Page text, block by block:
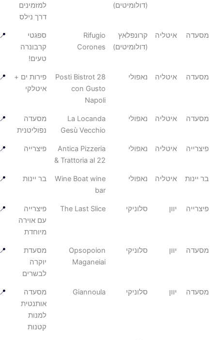
(דולומיטים)
למזמינים
דרך נילס
איטליה
קרונפלאץ
(דולומיטים)
Rifugio
Corones
ספגטי
קרבונרה
טעים!
איטליה נאפולי
28 Posti Bistrot
con Gusto
Napoli
פירות ים +
איטלקי
📍
איטליה נאפולי
La Locanda
Gesù Vecchio
מסעדה
נפוליטנית
איטליה נאפולי
Antica Pizzeria
& Trattoria al 22
פיצרייה
איטליה נאפולי
Wine Boat wine
בר יינות 📍
יוון סלוניקי The Last Slice
פיצרייה
עם אוירה
מיוחדת
יוון סלוניקי
Opsopoion
Maganeiai
מסעדת
לבשרים
יוון סלוניקי Giannoula
מסעדה
אותנטית
למנות
קטנות